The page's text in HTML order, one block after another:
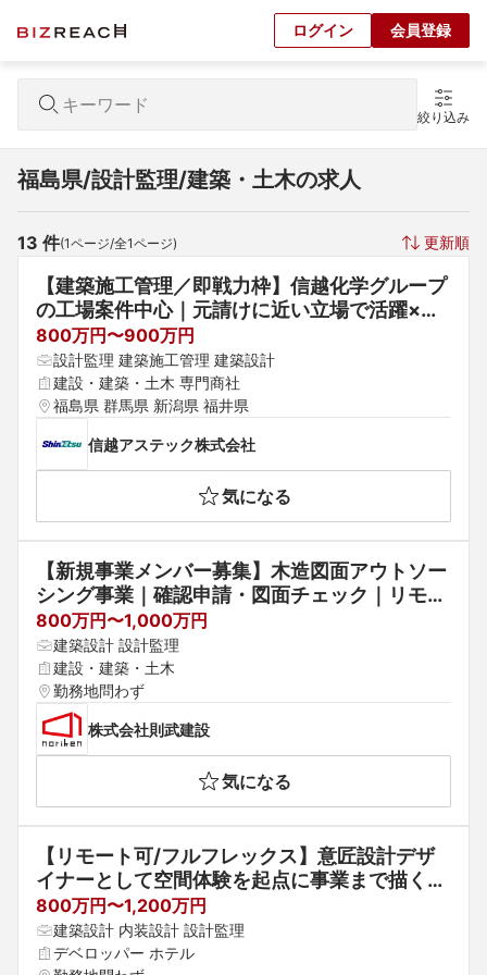
ログイン 会員登録
絞り込み
福島県/設計監理/建築・土木の求人
13 件(1ページ/全1ページ) 更新順
【建築施工管理／即戦力枠】信越化学グループ
の工場案件中心｜元請けに近い立場で活躍×土
日休み・転勤なし｜賞与約5ヶ月分
800万円〜900万円
設計監理 建築施工管理 建築設計
建設・建築・土木 専門商社
福島県 群馬県 新潟県 福井県
信越アステック株式会社
気になる
【新規事業メンバー募集】木造図面アウトソー
シング事業｜確認申請・図面チェック｜リモー
ト相談可
800万円〜1,000万円
建築設計 設計監理
建設・建築・土木
勤務地問わず
株式会社則武建設
気になる
【リモート可/フルフレックス】意匠設計デザ
イナーとして空間体験を起点に事業まで描く｜
自社設計プロジェクト多数
800万円〜1,200万円
建築設計 内装設計 設計監理
デベロッパー ホテル